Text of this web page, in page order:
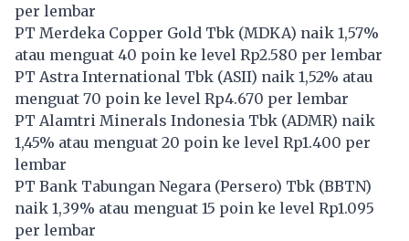
per lembar
PT Merdeka Copper Gold Tbk (MDKA) naik 1,57%
atau menguat 40 poin ke level Rp2.580 per lembar
PT Astra International Tbk (ASII) naik 1,52% atau
menguat 70 poin ke level Rp4.670 per lembar
PT Alamtri Minerals Indonesia Tbk (ADMR) naik
1,45% atau menguat 20 poin ke level Rp1.400 per
lembar
PT Bank Tabungan Negara (Persero) Tbk (BBTN)
naik 1,39% atau menguat 15 poin ke level Rp1.095
per lembar